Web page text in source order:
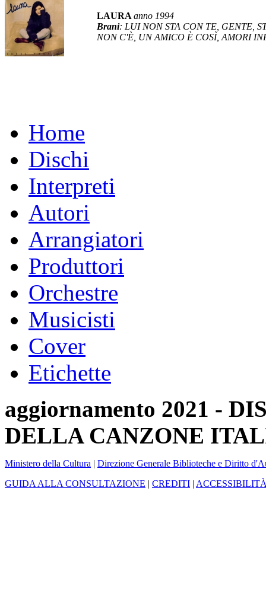
LAURA anno 1994
Brani: LUI NON STA CON TE, GENTE,
NON C'È, UN AMICO È COSÌ, AMORI
Home
Dischi
Interpreti
Autori
Arrangiatori
Produttori
Orchestre
Musicisti
Cover
Etichette
aggiornamento 2021 -
DELLA CANZONE
Ministero della Cultura | Direzione Generale Biblioteche e Diritto
GUIDA ALLA CONSULTAZIONE | CREDITI |